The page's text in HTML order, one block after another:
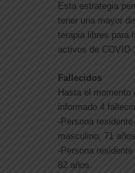
Esta estrategia
tener una mayor
terapia libres para
activos de COVID-
Fallecidos
Hasta el momento
informado 4
-Persona
masculino, 71 años.
-Persona
82 años.